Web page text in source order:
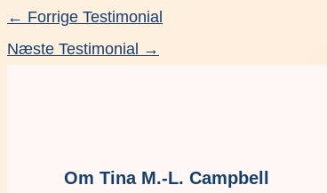
← Forrige Testimonial
Næste Testimonial →
Om Tina M.-L. Campbell